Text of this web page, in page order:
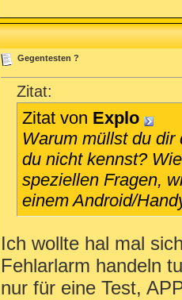
Gegentesten ?
Zitat:
Zitat von Explo
Warum müllst du
du nicht kennst?
speziellen Fragen,
einem Android/
Ich wollte hal mal
Fehlarlarm handeln
nur für eine Test,